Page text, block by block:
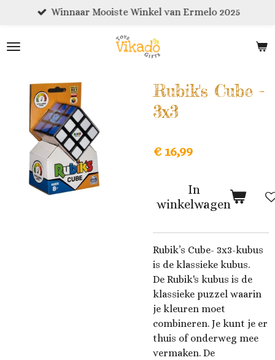
naar
Winnaar Mooiste Winkel van Ermelo 2025
Rubik's Cube -
3x3
€ 16,99
In
winkelwagen
Rubik’s Cube- 3x3-kubus
is de klassieke kubus.
De Rubik's kubus is de
klassieke puzzel waarin
je kleuren moet
combineren. Je kunt je er
thuis of onderweg mee
vermaken. De